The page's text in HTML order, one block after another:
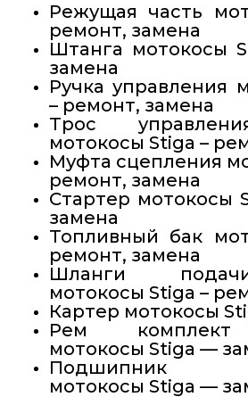
Режущая часть
ремонт, замена
Штанга мотокосы
замена
Ручка управления
– ремонт, замена
Трос
мотокосы Stiga –
Муфта сцепления
ремонт, замена
Стартер мотокосы
замена
Топливный бак
ремонт, замена
Шланги
мотокосы Stiga –
Картер мотокосы
Рем комплект
мотокосы Stiga —
Подшипник
мотокосы Stiga —